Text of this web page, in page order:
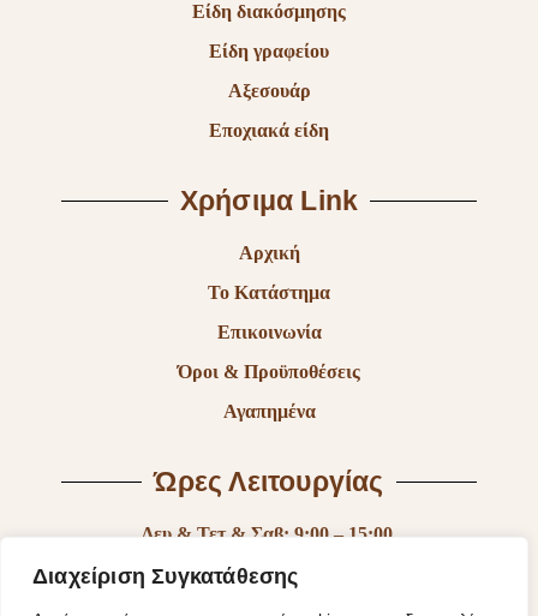
Διαχείριση Συγκατάθεσης
Είδη διακόσμησης
Είδη γραφείου
Αξεσουάρ
Εποχιακά είδη
Χρήσιμα Link
Αρχική
Το Κατάστημα
Επικοινωνία
Όροι & Προϋποθέσεις
Αγαπημένα
Ώρες Λειτουργίας
Δευ & Τετ & Σαβ: 9:00 – 15:00
Τρι & Παρ: 9:00 – 14:30 & 17:30-21:00